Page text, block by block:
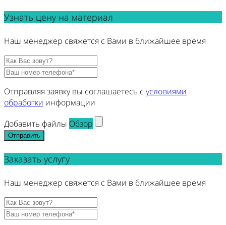
Узнать цену на материал
Наш менеджер свяжется с Вами в ближайшее время
Отправляя заявку вы соглашаетесь с условиями
обработки информации
Добавить файлы Обзор
Отправить
Заказать услугу
Наш менеджер свяжется с Вами в ближайшее время